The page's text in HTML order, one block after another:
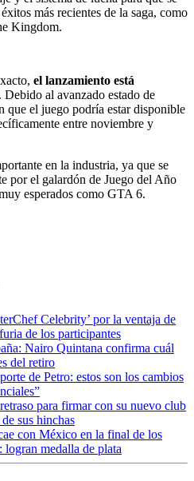
más recientes de la saga, como
Kingdom.
el lanzamiento está
. Debido al avanzado estado de
que el juego podría estar disponible
entre noviembre y
en la industria, ya que se
por el galardón de Juego del Año
esperados como GTA 6.
Celebrity’ por la ventaja de
de los participantes
Nairo Quintana confirma cuál
del retiro
de Petro: estos son los cambios
para firmar con su nuevo club
sus hinchas
con México en la final de los
logran medalla de plata